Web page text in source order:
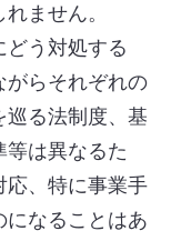
ません。
う対処する
がらそれぞれの
巡る法制度、基
は異なるた
応、特に事業手
なることはあ